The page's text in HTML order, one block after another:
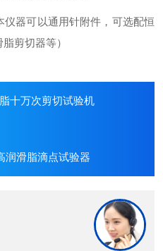
仪器可以通用针附件，可选配恒
剪切器等）
十万次剪切试验机
润滑脂滴点试验器